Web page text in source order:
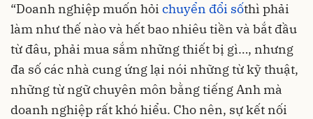
“Doanh nghiệp muốn hỏi chuyển đổi sốthì phải
làm như thế nào và hết bao nhiêu tiền và bắt đầu
từ đâu, phải mua sắm những thiết bị gì…, nhưng
đa số các nhà cung ứng lại nói những từ kỹ thuật,
những từ ngữ chuyên môn bằng tiếng Anh mà
doanh nghiệp rất khó hiểu. Cho nên, sự kết nối